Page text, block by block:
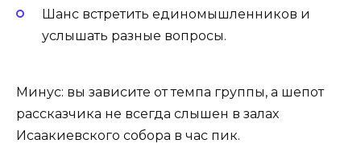
Шанс встретить единомышленников и
услышать разные вопросы.
Минус: вы зависите от темпа группы, а шепот
рассказчика не всегда слышен в залах
Исаакиевского собора в час пик.